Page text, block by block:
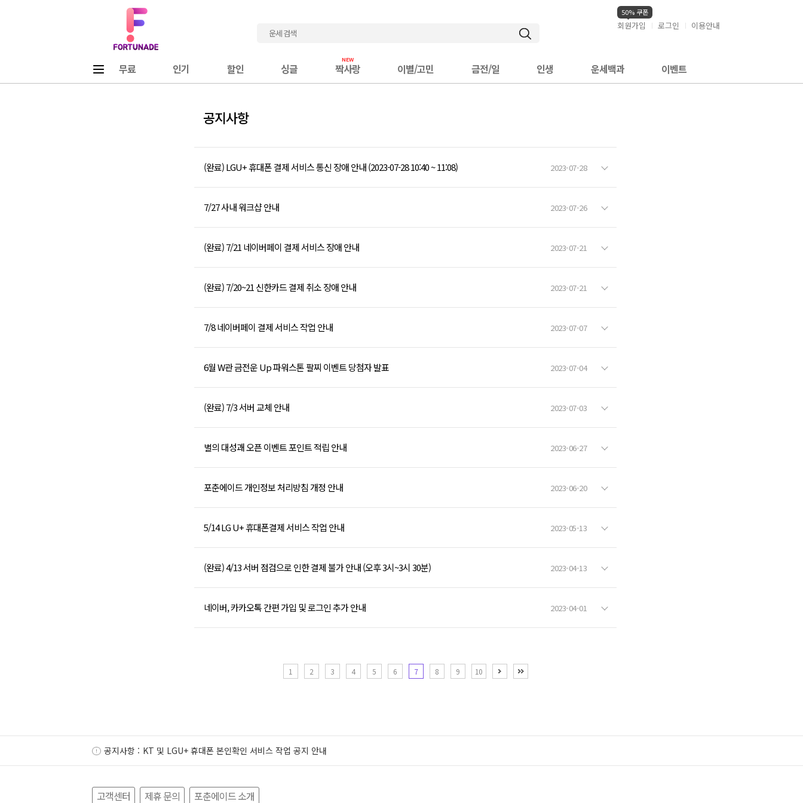
50% 쿠폰
회원가입 로그인 이용안내
무료 인기 할인 싱글 짝사랑 이별/고민 금전/일 인생 운세백과 이벤트
공지사항
(완료) LGU+ 휴대폰 결제 서비스 통신 장애 안내 (2023-07-28 10:40 ~ 11:08) 2023-07-28
7/27 사내 워크샵 안내 2023-07-26
(완료) 7/21 네이버페이 결제 서비스 장애 안내 2023-07-21
(완료) 7/20~21 신한카드 결제 취소 장애 안내 2023-07-21
7/8 네이버페이 결제 서비스 작업 안내 2023-07-07
6월 W관 금전운 Up 파워스톤 팔찌 이벤트 당첨자 발표 2023-07-04
(완료) 7/3 서버 교체 안내 2023-07-03
별의 대성괘 오픈 이벤트 포인트 적립 안내 2023-06-27
포춘에이드 개인정보 처리방침 개정 안내 2023-06-20
5/14 LG U+ 휴대폰결제 서비스 작업 안내 2023-05-13
(완료) 4/13 서버 점검으로 인한 결제 불가 안내 (오후 3시~3시 30분) 2023-04-13
네이버, 카카오톡 간편 가입 및 로그인 추가 안내 2023-04-01
1 2 3 4 5 6 7 8 9 10 next
공지사항 : KT 및 LGU+ 휴대폰 본인확인 서비스 작업 공지 안내
고객센터 제휴 문의 포춘에이드 소개